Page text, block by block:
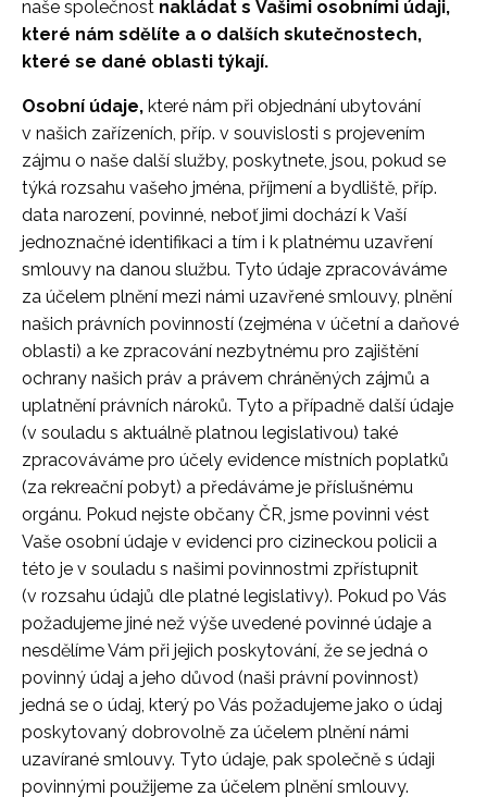
naše společnost nakládat s Vašimi osobními údaji,
které nám sdělíte a o dalších skutečnostech,
které se dané oblasti týkají.
Osobní údaje, které nám při objednání ubytování
v našich zařízeních, příp. v souvislosti s projevením
zájmu o naše další služby, poskytnete, jsou, pokud se
týká rozsahu vašeho jména, příjmení a bydliště, příp.
data narození, povinné, neboť jimi dochází k Vaší
jednoznačné identifikaci a tím i k platnému uzavření
smlouvy na danou službu. Tyto údaje zpracováváme
za účelem plnění mezi námi uzavřené smlouvy, plnění
našich právních povinností (zejména v účetní a daňové
oblasti) a ke zpracování nezbytnému pro zajištění
ochrany našich práv a právem chráněných zájmů a
uplatnění právních nároků. Tyto a případně další údaje
(v souladu s aktuálně platnou legislativou) také
zpracováváme pro účely evidence místních poplatků
(za rekreační pobyt) a předáváme je příslušnému
orgánu. Pokud nejste občany ČR, jsme povinni vést
Vaše osobní údaje v evidenci pro cizineckou policii a
této je v souladu s našimi povinnostmi zpřístupnit
(v rozsahu údajů dle platné legislativy). Pokud po Vás
požadujeme jiné než výše uvedené povinné údaje a
nesdělíme Vám při jejich poskytování, že se jedná o
povinný údaj a jeho důvod (naši právní povinnost)
jedná se o údaj, který po Vás požadujeme jako o údaj
poskytovaný dobrovolně za účelem plnění námi
uzavírané smlouvy. Tyto údaje, pak společně s údaji
povinnými použijeme za účelem plnění smlouvy.